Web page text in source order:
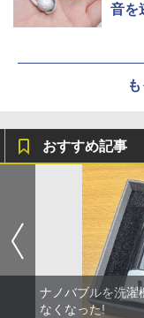
音を
おすすめ記事
ナノバブルを洗濯
なくなった!